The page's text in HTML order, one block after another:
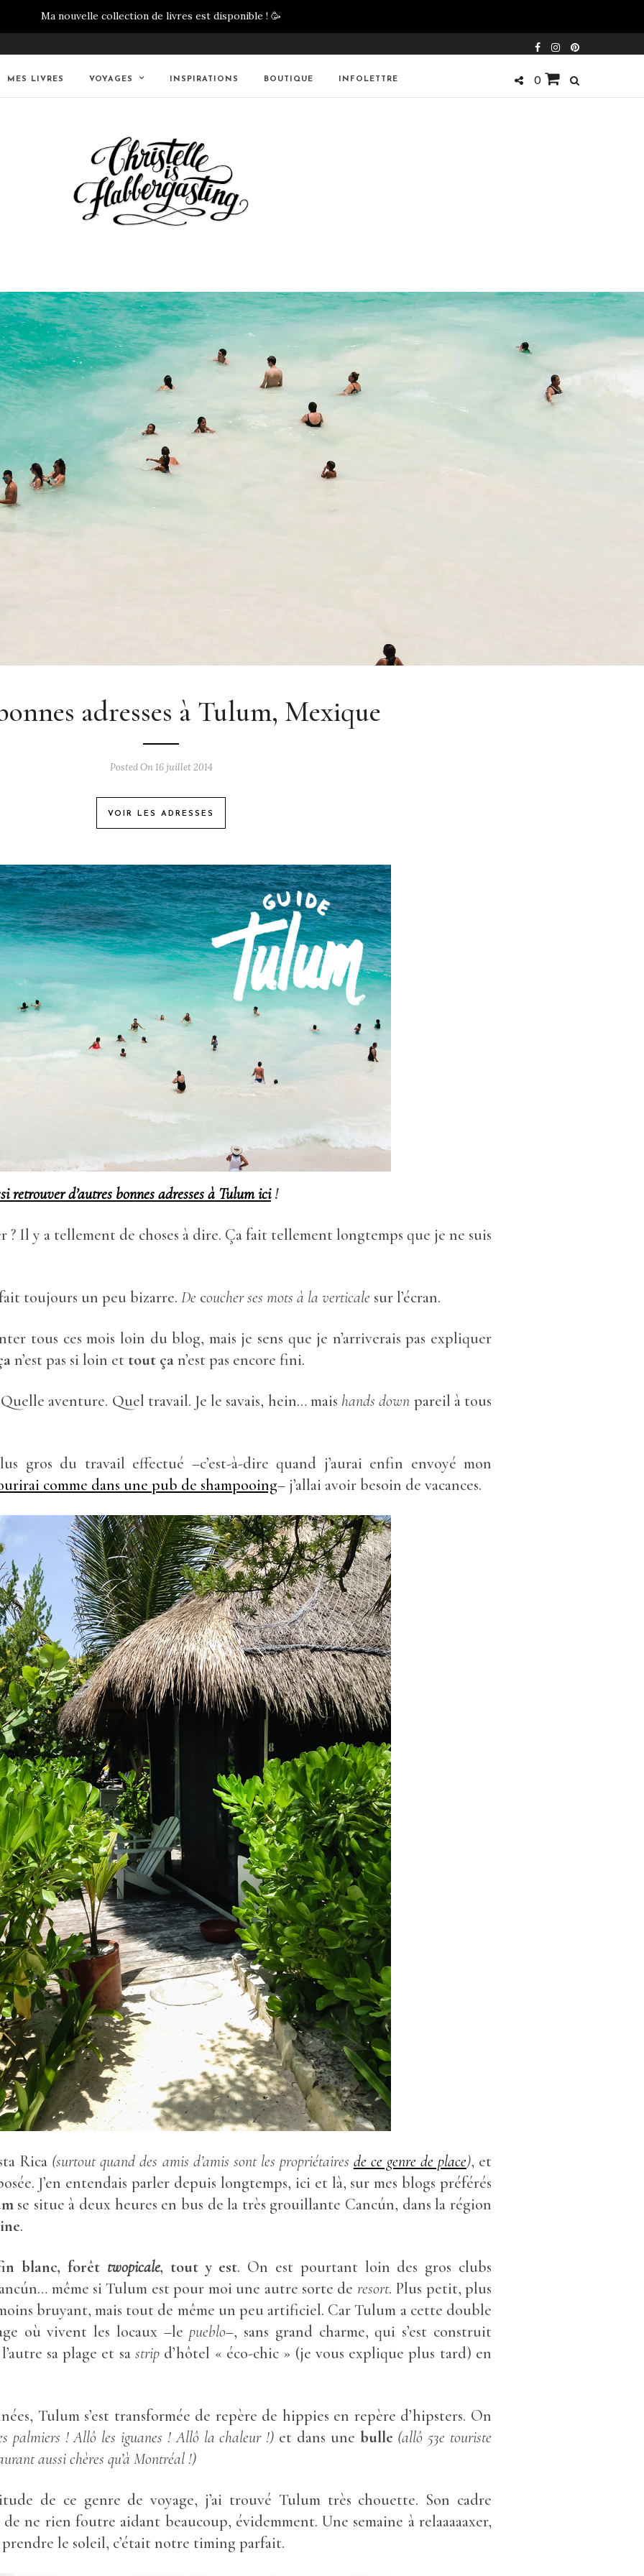
Ma nouvelle collection de livres est disponible ! 🥳
MES LIVRES VOYAGES INSPIRATIONS BOUTIQUE INFOLETTRE 0
adresses à Tulum, Mexique
Posted On 16 juillet 2014
VOIR LES ADRESSES
retrouver d’autres bonnes adresses à Tulum ici!
? Il y a tellement de choses à dire. Ça fait tellement longtemps que je ne suis
toujours un peu bizarre. De coucher ses mots à la verticale sur l’écran.
tous ces mois loin du blog, mais je sens que je n’arriverais pas expliquer
n’est pas si loin et tout çan’est pas encore fini.
aventure. Quel travail. Je le savais, hein… mais hands down pareil à tous
gros du travail effectué –c’est-à-dire quand j’aurai enfin envoyé mon
comme dans une pub de shampooing– j’allai avoir besoin de vacances.
Rica (surtout quand des amis d’amis sont les propriétaires de ce genre de place), et
J’en entendais parler depuis longtemps, ici et là, sur mes blogs préférés
se situe à deux heures en bus de la très grouillante Cancún, dans la région
.
blanc, forêt twopicale, tout y est. On est pourtant loin des gros clubs
même si Tulum est pour moi une autre sorte de resort. Plus petit, plus
bruyant, mais tout de même un peu artificiel. Car Tulum a cette double
où vivent les locaux –lepueblo–, sans grand charme, qui s’est construit
sa plage et sa strip d’hôtel « éco-chic » (je vous explique plus tard) en
Tulum s’est transformée de repère de hippies en repère d’hipsters. On
palmiers ! Allô les iguanes ! Allô la chaleur !) et dans une bulle (allô 53e touriste
aussi chères qu’à Montréal !)
de ce genre de voyage, j’ai trouvé Tulum très chouette. Son cadre
ne rien foutre aidant beaucoup, évidemment. Une semaine à relaaaaaxer,
le soleil, c’était notre timing parfait.